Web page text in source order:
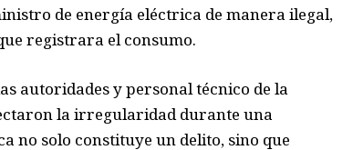
de energía eléctrica de manera ilegal,
registrara el consumo.
autoridades y personal técnico de la
la irregularidad durante una
no solo constituye un delito, sino que